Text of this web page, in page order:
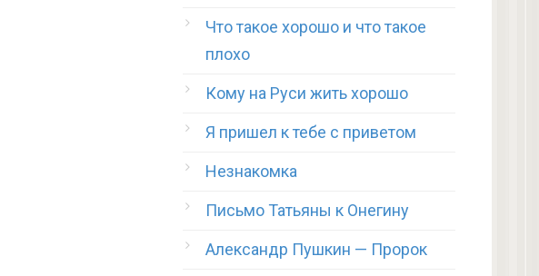
Что такое хорошо и что такое
плохо
Кому на Руси жить хорошо
Я пришел к тебе с приветом
Незнакомка
Письмо Татьяны к Онегину
Александр Пушкин — Пророк